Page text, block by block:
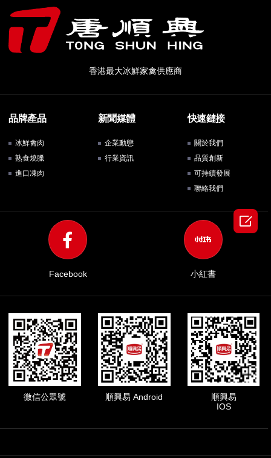
香港最大冰鮮家禽供應商
品牌產品
冰鮮禽肉
熟食燒臘
進口凍肉
新聞媒體
企業動態
行業資訊
快速鏈接
關於我們
品質創新
可持續發展
聯絡我們
Facebook 小紅書
微信公眾號 順興易 Android
順興易
IOS
